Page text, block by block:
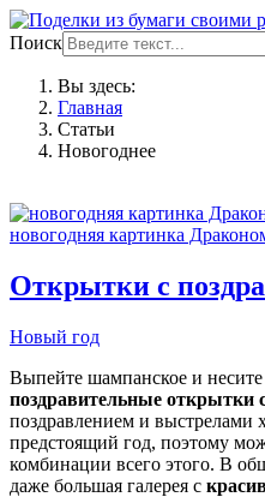
Поиск
Вы здесь:
Главная
Статьи
Новогоднее
новогодняя картинка
Открытки с
Новый год
Выпейте шампанское и несите
поздравительные
поздравлением и выстрелами
предстоящий год, поэтому
комбинации всего этого. В
даже большая галерея с